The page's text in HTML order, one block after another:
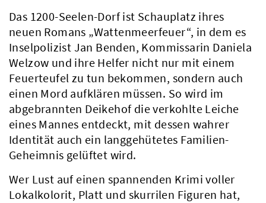
Das 1200-Seelen-Dorf ist Schauplatz ihres
neuen Romans „Wattenmeerfeuer“, in dem es
Inselpolizist Jan Benden, Kommissarin Daniela
Welzow und ihre Helfer nicht nur mit einem
Feuerteufel zu tun bekommen, sondern auch
einen Mord aufklären müssen. So wird im
abgebrannten Deikehof die verkohlte Leiche
eines Mannes entdeckt, mit dessen wahrer
Identität auch ein langgehütetes Familien-
Geheimnis gelüftet wird.
Wer Lust auf einen spannenden Krimi voller
Lokalkolorit, Platt und skurrilen Figuren hat,